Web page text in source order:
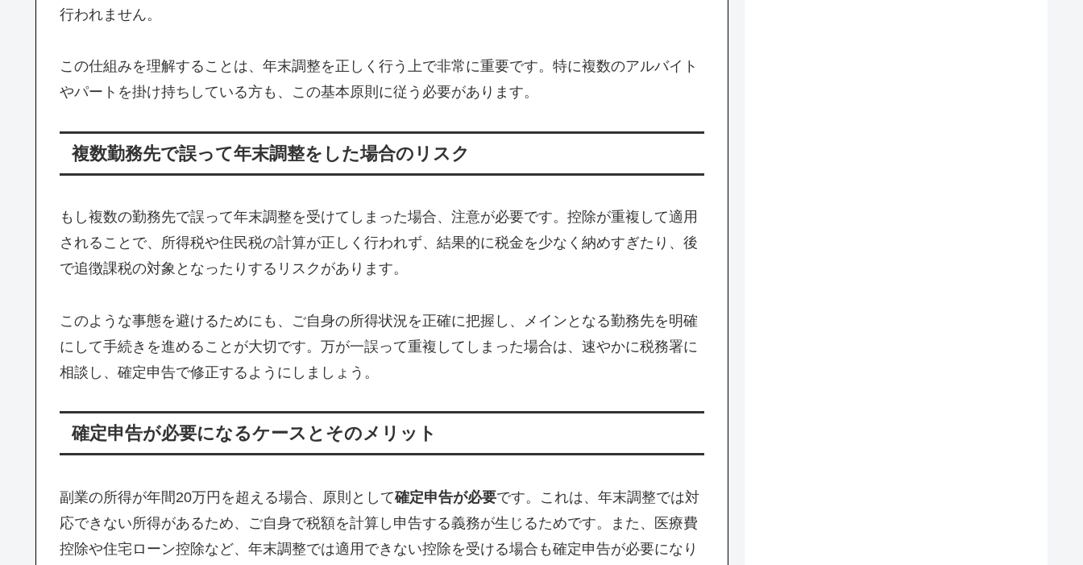
行われません。
この仕組みを理解することは、年末調整を正しく行う上で非常に重要です。特に複数のアルバイト
やパートを掛け持ちしている方も、この基本原則に従う必要があります。
複数勤務先で誤って年末調整をした場合のリスク
もし複数の勤務先で誤って年末調整を受けてしまった場合、注意が必要です。控除が重複して適用
されることで、所得税や住民税の計算が正しく行われず、結果的に税金を少なく納めすぎたり、後
で追徴課税の対象となったりするリスクがあります。
このような事態を避けるためにも、ご自身の所得状況を正確に把握し、メインとなる勤務先を明確
にして手続きを進めることが大切です。万が一誤って重複してしまった場合は、速やかに税務署に
相談し、確定申告で修正するようにしましょう。
確定申告が必要になるケースとそのメリット
副業の所得が年間20万円を超える場合、原則として確定申告が必要です。これは、年末調整では対
応できない所得があるため、ご自身で税額を計算し申告する義務が生じるためです。また、医療費
控除や住宅ローン控除など、年末調整では適用できない控除を受ける場合も確定申告が必要になり